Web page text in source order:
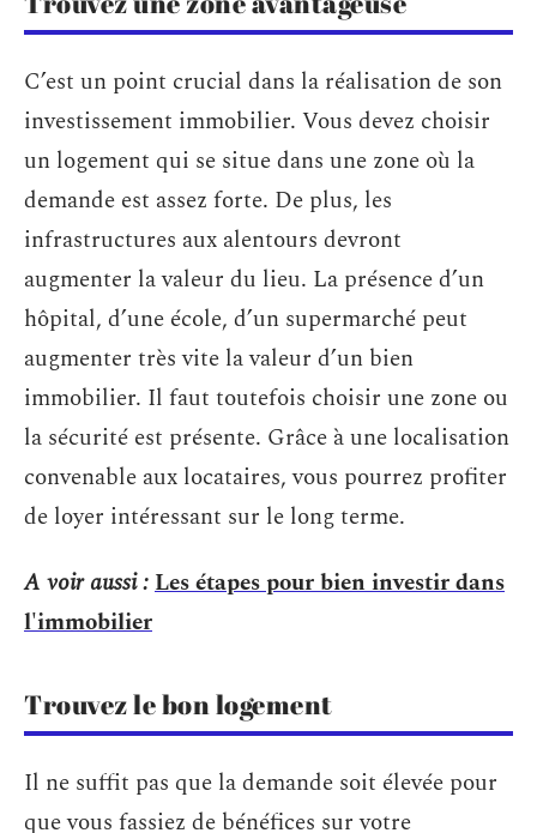
C’est un point crucial dans la réalisation de son
investissement immobilier. Vous devez choisir
un logement qui se situe dans une zone où la
demande est assez forte. De plus, les
infrastructures aux alentours devront
augmenter la valeur du lieu. La présence d’un
hôpital, d’une école, d’un supermarché peut
augmenter très vite la valeur d’un bien
immobilier. Il faut toutefois choisir une zone ou
la sécurité est présente. Grâce à une localisation
convenable aux locataires, vous pourrez profiter
de loyer intéressant sur le long terme.
A voir aussi :Les étapes pour bien investir dans
l'immobilier
Trouvez le bon logement
Il ne suffit pas que la demande soit élevée pour
que vous fassiez de bénéfices sur votre